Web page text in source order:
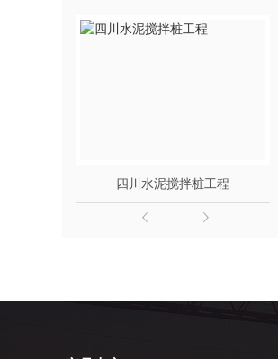
四川水泥搅拌桩工程